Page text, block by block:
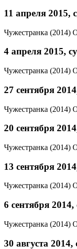
11 апреля 2015,
Чужестранка (2014)
4 апреля 2015,
Чужестранка (2014)
27 сентября
Чужестранка (2014)
20 сентября
Чужестранка (2014)
13 сентября
Чужестранка (2014)
6 сентября 2014,
Чужестранка (2014)
30 августа 2014,